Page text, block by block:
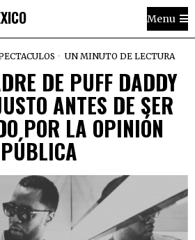
Menu
UN MINUTO DE LECTURA
DE PUFF DADDY
ANTES DE SER
POR LA OPINIÓN
PÚBLICA